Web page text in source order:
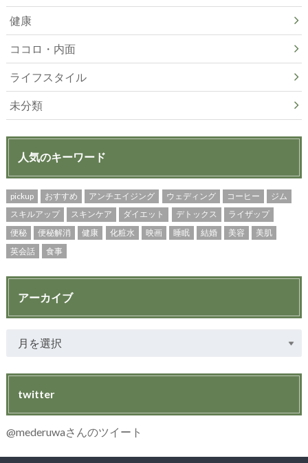
健康
ココロ・内面
ライフスタイル
未分類
人気のキーワード
pickup おすすめ アンチエイジング ウェディング コーヒー
ジム
スキルアップ
スキンケア ダイエット デトックス
ライザップ
便秘
便秘解消 健康 化粧水 映画 睡眠 結婚 美容
美肌
英会話
食事
アーカイブ
twitter
@mederuwaさんのツイート